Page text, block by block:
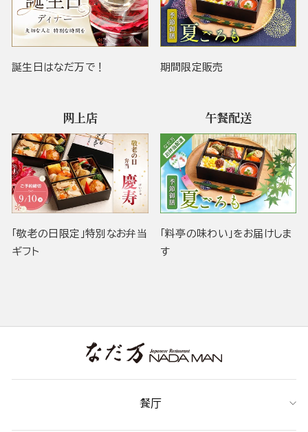
誕生日はなだ万で！ 期間限定販売
网上店
「敬老の日限定」特別なお弁当
ギフト
午餐配送
「料亭の味わい」をお届けしま
す
餐厅